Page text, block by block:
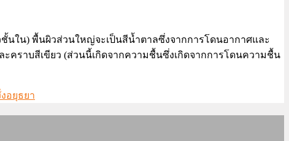
นใน) พื้นผิวส่วนใหญ่จะเป็นสีน้ำตาลซึ่งจากการโดนอากาศและ
คราบสีเขียว (ส่วนนี้เกิดจากความชื้นซึ่งเกิดจากการโดนความชื้น
อยุธยา